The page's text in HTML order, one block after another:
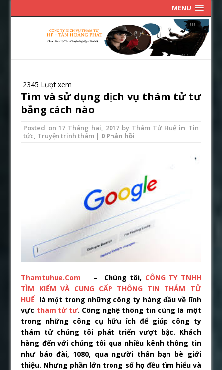
MENU
2345 Lượt xem
Tìm và sử dụng dịch vụ thám tử tư
bằng cách nào
Posted on 17 Tháng hai, 2017by Thám Tử Huếin Tin
tức, Truyện trinh thám | 0 Phản hồi
Thamtuhue.Com – Chúng tôi, CÔNG TY TNHH
TÌM KIẾM VÀ CUNG CẤP THÔNG TIN THÁM TỬ
HUẾ là một trong những công ty hàng đầu về lĩnh
vực thám tử tư. Công nghệ thông tin cũng là một
trong những công cụ hữu ích để giúp công ty
thám tử chúng tôi phát triển vượt bậc. Khách
hàng đến với chúng tôi qua nhiều kênh thông tin
như báo đài, 1080, qua người thân bạn bè giới
thiệu. Nhưng phần lớn trong số họ đều tìm hiểu và